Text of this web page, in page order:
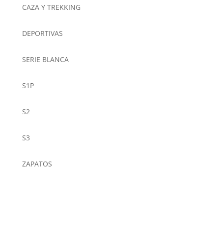
CAZA Y TREKKING
DEPORTIVAS
SERIE BLANCA
S1P
S2
S3
ZAPATOS